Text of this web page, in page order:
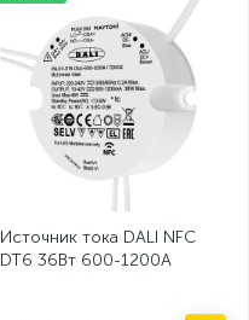
Источник тока DALI NFC
DT6 36Вт 600-1200А